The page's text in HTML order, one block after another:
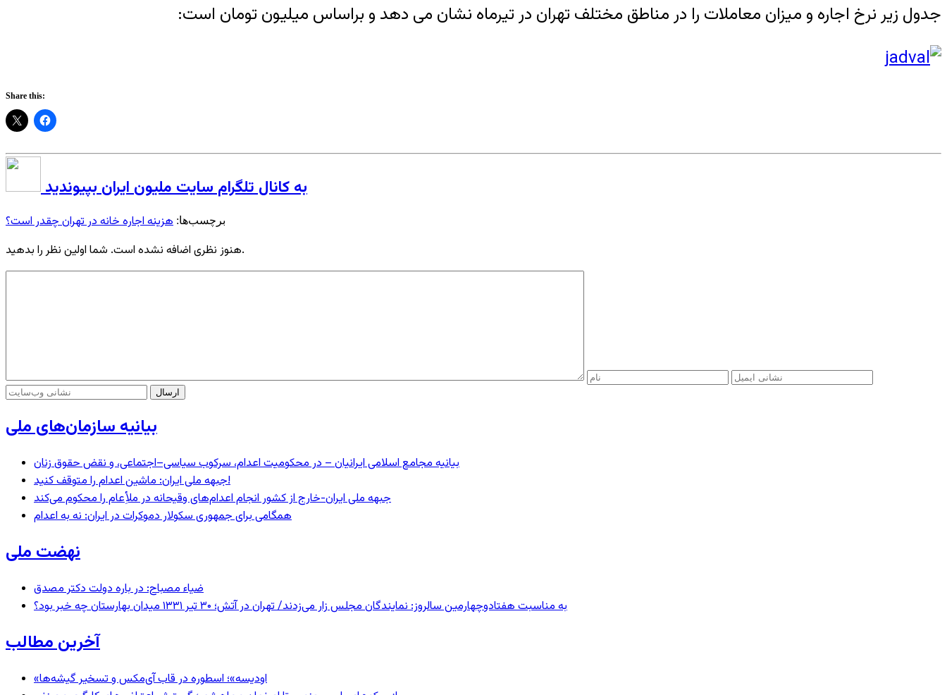
جدول زیر نرخ اجاره و میزان معاملات را در مناطق مختلف تهران در تیرماه نشان می دهد و براساس میلیون تومان است:
Share this:
به کانال تلگرام سایت ملیون ایران بپیوندید
برچسب‌ها: هزینه اجاره خانه در تهران چقدر است؟
هنوز نظری اضافه نشده است. شما اولین نظر را بدهید.
بیانیه سازمان‌های ملی
بیانیه مجامع اسلامی ایرانیان – در محکومیت اعدام، سرکوب سیاسی–اجتماعی، و نقض حقوق زنان
جبهه ملی ایران: ماشین اعدام را متوقف کنید!
جبهه ملی ایران-خارج از کشور انجام اعدام‌های وقیحانه در ملأِعام را محکوم می‌کند
همگامی برای جمهوری سکولار دموکرات در ایران: نه به اعدام
نهضت ملی
ضیاء مصباح: در باره دولت دکتر مصدق
به مناسبت هفتادوچهارمین سالروز: نمایندگان مجلس زار می‌زدند/ تهران در آتش؛ ۳۰ تیر ۱۳۳۱ میدان بهارستان چه خبر بود؟
آخرین مطالب
«اودیسه»؛ اسطوره در قاب آی‌مکس و تسخیر گیشه‌ها